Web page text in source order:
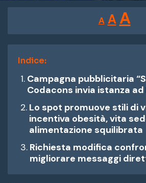
A
Reducir
tamaño
de
fuente.
A
de
A
Indice:
Campagna pubblicitaria
Codacons invia istanza ad
Lo spot promuove stili di
incentiva obesità, vita
alimentazione squilibrata
Richiesta modifica
migliorare messaggi